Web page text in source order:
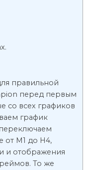
правильной
перед первым
со всех графиков
график
от М1 до Н4,
и отображения
То же